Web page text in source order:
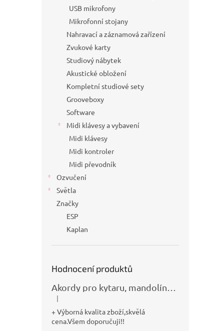
USB mikrofony
Mikrofonní stojany
Nahravací a záznamová zařízení
Zvukové karty
Studiový nábytek
Akustické obložení
Kompletní studiové sety
Grooveboxy
Software
Midi klávesy a vybavení
Midi klávesy
Midi kontroler
Midi převodník
Ozvučení
Světla
Značky
ESP
Kaplan
Hodnocení produktů
Hodnocení produktu je 5 z 5 hvězdiček.
|
+ Výborná kvalita zboží,skvělá
cena.Všem doporučuji!!